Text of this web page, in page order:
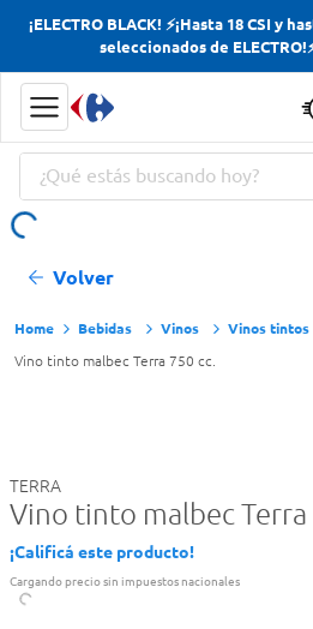
¡ELECTRO BLACK! ⚡¡Hasta 18 CSI y
seleccionados de
¿Qué estás buscando hoy?
Volver
Bebidas Vinos Vinos tintos
Vino tinto malbec Terra 750 cc.
TERRA
Vino tinto malbec Terra
¡Calificá este producto!
Cargando precio sin impuestos nacionales
Términos más
Yerba
Cerveza
Papas Fritas
Términos más
Yerba
Cerveza
Papas Fritas
Doves